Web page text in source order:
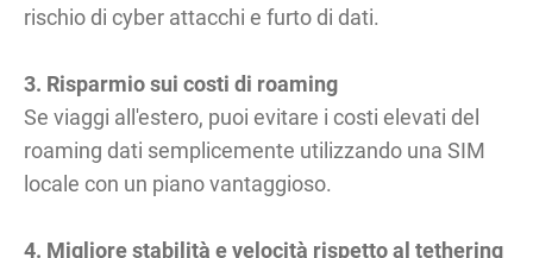
rischio di cyber attacchi e furto di dati.
3. Risparmio sui costi di roaming
Se viaggi all'estero, puoi evitare i costi elevati del
roaming dati semplicemente utilizzando una SIM
locale con un piano vantaggioso.
4. Migliore stabilità e velocità rispetto al tethering